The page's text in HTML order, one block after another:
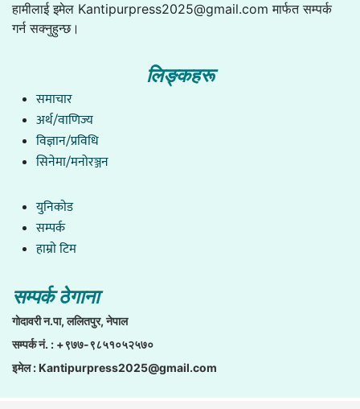
हामीलाई इमेल Kantipurpress2025@gmail.com मार्फत सम्पर्क
गर्न सक्नुहुन्छ।
लिङ्कहरू
समाचार
अर्थ/वाणिज्य
विज्ञान/प्रविधि
सिनेमा/मनोरञ्जन
युनिकाेड
सम्पर्क
हाम्राे टिम
सम्पर्क ठेगाना
गाेदावरी न.पा, ललितपुर, नेपाल
सम्पर्क नं. : +९७७-९८५१०५२५७०
इमेल :Kantipurpress2025@gmail.com